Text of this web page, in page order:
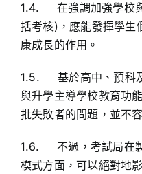
1.4. 在強調加強學校
括考核)，應能發揮學生
康成長的作用。
1.5. 基於高中、預科
與升學主導學校教育功
批失敗者的問題，並不
1.6. 不過，考試局在
模式方面，可以絕對地